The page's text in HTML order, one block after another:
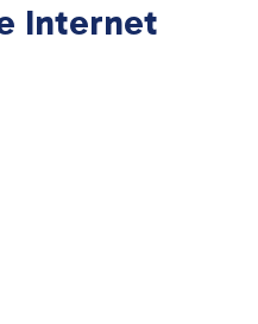
Internet